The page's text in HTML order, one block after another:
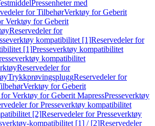
Pressenheter med
for TilbehørVerktøy for Geberit
Verktøy for Geberit
Reservedeler for
kompatibilitet [1]Reservedeler for
[1]Presseverktøy kompatibilitet
kompatibilitet
Reservedeler for
TrykkprøvingspluggReservedeler for
Verktøy for Geberit
for Verktøy for Geberit MapressPresseverktøy
for Presseverktøy kompatibilitet
[2]Reservedeler for Presseverktøy
kompatibilitet [1] / [2]Reservedeler